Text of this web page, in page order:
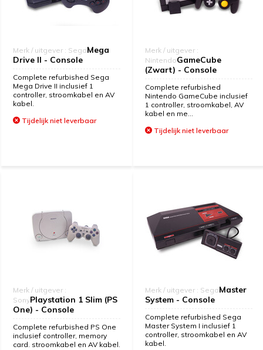
Merk / uitgever : SegaMega
Drive II - Console
Complete refurbished Sega
Mega Drive II inclusief 1
controller, stroomkabel en AV
kabel.
Tijdelijk niet leverbaar
Merk / uitgever :
NintendoGameCube
(Zwart) - Console
Complete refurbished
Nintendo GameCube inclusief
1 controller, stroomkabel, AV
kabel en me...
Tijdelijk niet leverbaar
Merk / uitgever :
SonyPlaystation 1 Slim (PS
One) - Console
Complete refurbished PS One
inclusief controller, memory
card. stroomkabel en AV kabel.
Merk / uitgever : SegaMaster
System - Console
Complete refurbished Sega
Master System I inclusief 1
controller, stroomkabel en AV
kabel.